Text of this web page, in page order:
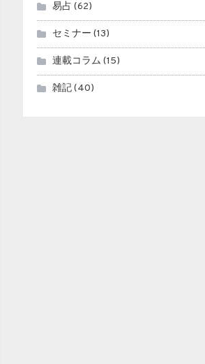
易占 (62)
セミナー (13)
連載コラム (15)
雑記(40)